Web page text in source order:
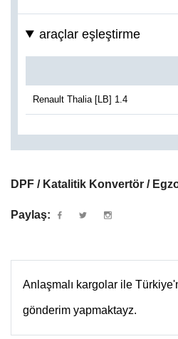
araçlar eşleştirme
Renault Thalia [LB] 1.4
DPF / Katalitik Konvertör /
Paylaş:
Anlaşmalı kargolar ile
gönderim yapmaktayz.